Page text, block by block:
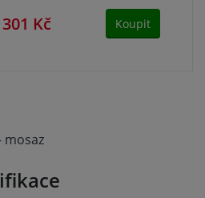
301 Kč Koupit
mosaz